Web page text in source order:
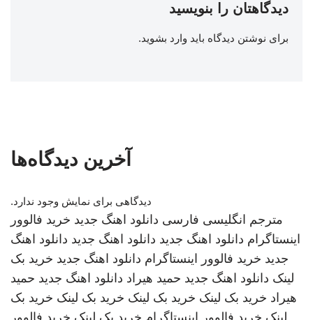
دیدگاهتان را بنویسید
برای نوشتن دیدگاه باید وارد بشوید.
آخرین دیدگاه‌ها
دیدگاهی برای نمایش وجود ندارد.
مترجم انگلیسی فارسی دانلود اهنگ جدید خرید فالوور
اینستاگرام دانلود اهنگ جدید دانلود اهنگ جدید دانلود اهنگ
جدید خرید فالوور اینستاگرام دانلود اهنگ جدید خرید بک
لینک دانلود اهنگ جدید حمید هیراد دانلود اهنگ جدید حمید
هیراد خرید بک لینک خرید بک لینک خرید بک لینک خرید بک
لینک خرید فالوور اینستاگرام خرید بک لینک خرید فالوور